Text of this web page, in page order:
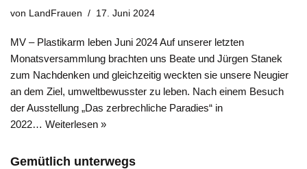
von LandFrauen 17. Juni 2024
MV – Plastikarm leben Juni 2024 Auf unserer letzten
Monatsversammlung brachten uns Beate und Jürgen Stanek
zum Nachdenken und gleichzeitig weckten sie unsere Neugier
an dem Ziel, umweltbewusster zu leben. Nach einem Besuch
der Ausstellung „Das zerbrechliche Paradies“ in
2022… Weiterlesen »
Gemütlich unterwegs